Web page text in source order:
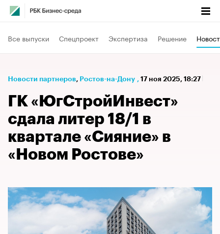
Все выпуски Спецпроект Экспертиза Решение
Новости партнеров⁠, Ростов-на-Дону , 17 ноя 2025, 18:27
ГК «ЮгСтройИнвест»
сдала литер 18/1 в
квартале «Сияние» в
«Новом Ростове»